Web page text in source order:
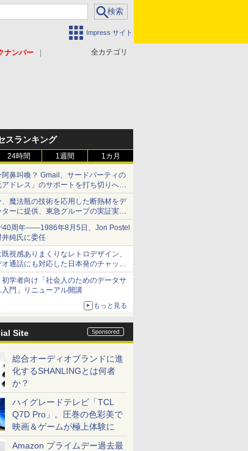
Impress サイト
全カテゴリ
ナンバー
スランキング
24時間 1週間 1カ月
阿鼻叫喚？ Gmail、サードパーティの
アドレス」のサポートを打ち切りへ
Watch】
、魔法瓶の技術を応用した断熱材をデ
ターに提供、東急グループの実証実験
ンレス密封真空断熱パネル TIVIP」
40周年――1986年8月5日、Jon Postel
井純氏に委任
既視感ありまくりなレトロデザイン、
通話にも対応した日本発のチャット
場【やじうまWatch】
初学者向け「社会人のためのデータサ
入門」リニューアル開講
もっと見る
Site
総合オーディオブランドに進
化するSHANLINGとは何者
か？
ハイグレードテレビ「TCL
Q7D Pro」。圧巻の色彩美で
映画＆ゲームが極上体験に
Amazon プライムデー過去最